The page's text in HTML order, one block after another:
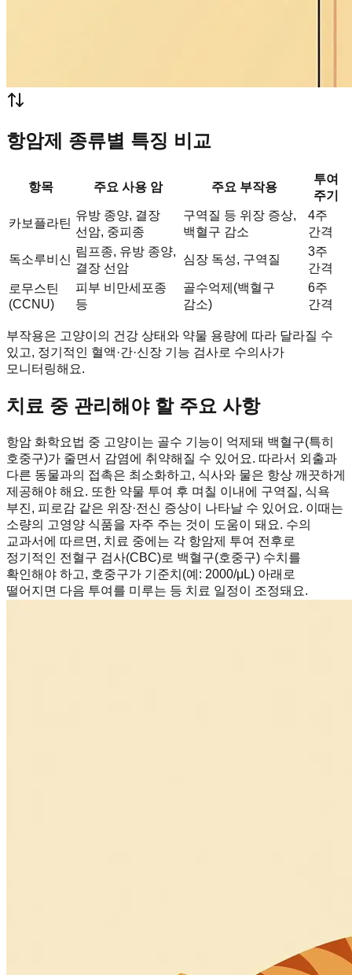
항암제 종류별 특징 비교
항목 주요 사용 암 주요 부작용
투여
주기
카보플라틴
유방 종양, 결장
선암, 중피종
구역질 등 위장 증상,
백혈구 감소
4주
간격
독소루비신
림프종, 유방 종양,
결장 선암
심장 독성, 구역질
3주
간격
로무스틴
(CCNU)
피부 비만세포종
등
골수억제(백혈구
감소)
6주
간격
부작용은 고양이의 건강 상태와 약물 용량에 따라 달라질 수
있고, 정기적인 혈액·간·신장 기능 검사로 수의사가
모니터링해요.
치료 중 관리해야 할 주요 사항
항암 화학요법 중 고양이는 골수 기능이 억제돼 백혈구(특히
호중구)가 줄면서 감염에 취약해질 수 있어요. 따라서 외출과
다른 동물과의 접촉은 최소화하고, 식사와 물은 항상 깨끗하게
제공해야 해요. 또한 약물 투여 후 며칠 이내에 구역질, 식욕
부진, 피로감 같은 위장·전신 증상이 나타날 수 있어요. 이때는
소량의 고영양 식품을 자주 주는 것이 도움이 돼요. 수의
교과서에 따르면, 치료 중에는 각 항암제 투여 전후로
정기적인 전혈구 검사(CBC)로 백혈구(호중구) 수치를
확인해야 하고, 호중구가 기준치(예: 2000/μL) 아래로
떨어지면 다음 투여를 미루는 등 치료 일정이 조정돼요.